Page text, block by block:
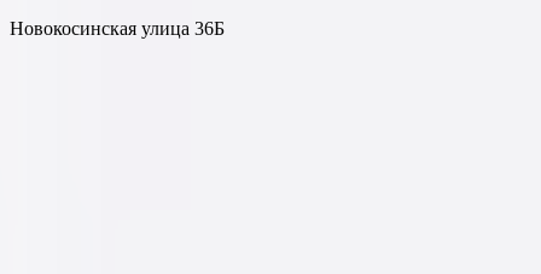
Новокосинская улица 36Б